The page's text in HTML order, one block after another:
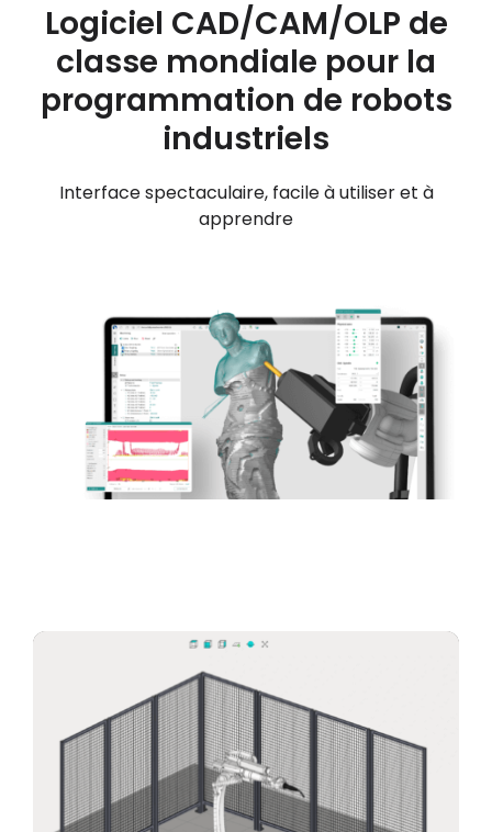
Logiciel CAD/CAM/OLP de
classe mondiale pour la
programmation de robots
industriels
Interface spectaculaire, facile à utiliser et à
apprendre